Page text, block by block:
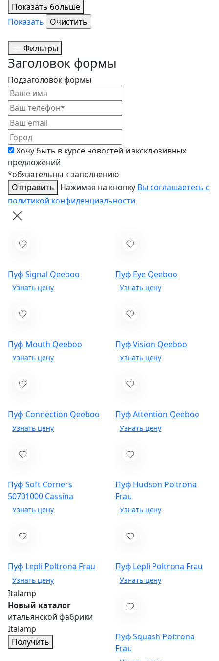
Показать больше
Показать
Фильтры
Заголовок формы
Подзаголовок формы
Хочу быть в курсе новостей и эксклюзивных
предложений
*обязательны к заполнению
Отправить
Нажимая на кнопку Вы соглашаетесь с
политикой конфиденциальности
Пуф Signal Qeeboo Пуф Eye Qeeboo
Пуф Mouth Qeeboo Пуф Vision Qeeboo
Пуф Connection Qeeboo Пуф Attention Qeeboo
Пуф Soft Corners
50701000 Cassina
Пуф Hudson Poltrona
Frau
Пуф Lepli Poltrona Frau Пуф Leplì Poltrona Frau
Italamp
Новый каталог
итальянской фабрики
Italamp
Получить
Пуф Squash Poltrona
Frau